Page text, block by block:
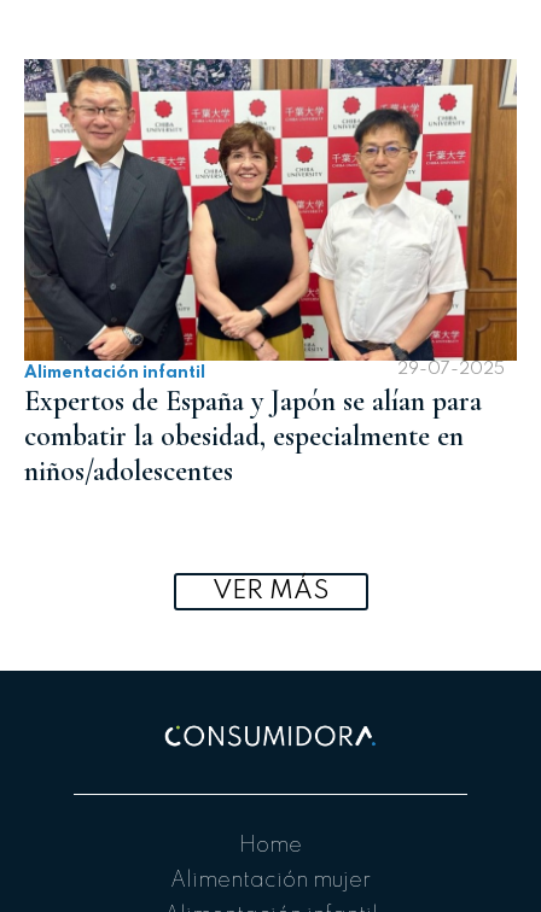
Alimentación infantil 29-07-2025
Expertos de España y Japón se alían para
combatir la obesidad, especialmente en
niños/adolescentes
VER MÁS
Home
Alimentación mujer